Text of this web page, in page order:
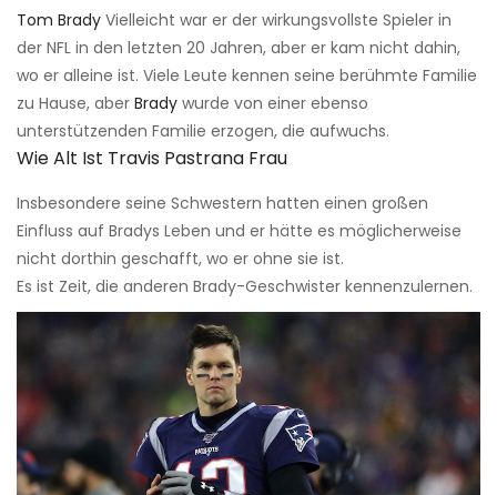
Tom Brady Vielleicht war er der wirkungsvollste Spieler in
der NFL in den letzten 20 Jahren, aber er kam nicht dahin,
wo er alleine ist. Viele Leute kennen seine berühmte Familie
zu Hause, aber Brady wurde von einer ebenso
unterstützenden Familie erzogen, die aufwuchs.
Wie Alt Ist Travis Pastrana Frau
Insbesondere seine Schwestern hatten einen großen
Einfluss auf Bradys Leben und er hätte es möglicherweise
nicht dorthin geschafft, wo er ohne sie ist.
Es ist Zeit, die anderen Brady-Geschwister kennenzulernen.